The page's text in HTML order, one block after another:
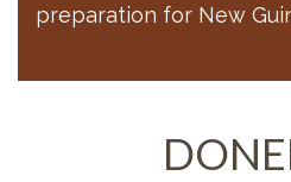
preparation for New